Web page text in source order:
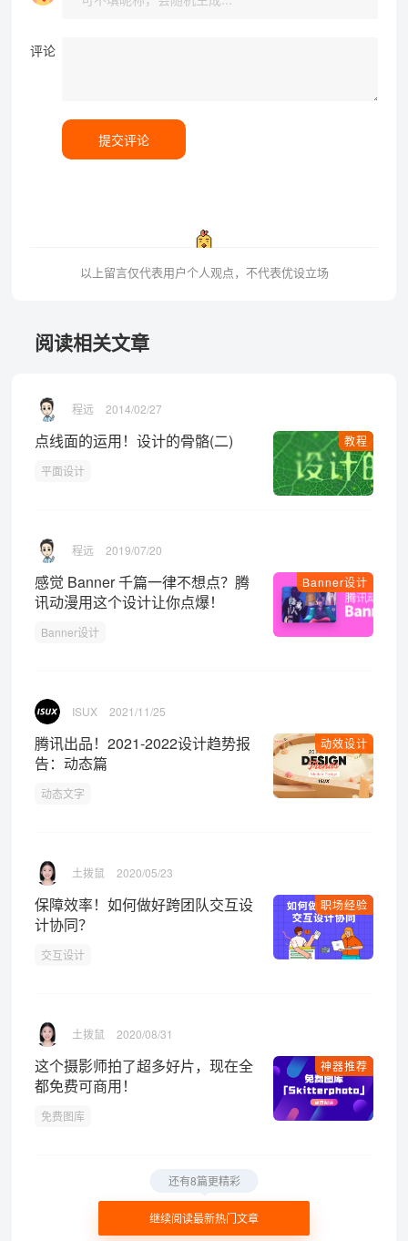
评论
提交评论
以上留言仅代表用户个人观点，不代表优设立场
阅读相关文章
程远 2014/02/27
教程
点线面的运用！设计的骨骼(二)
平面设计
程远 2019/07/20
Banner设计
感觉 Banner 千篇一律不想点？腾
讯动漫用这个设计让你点爆！
Banner设计
ISUX 2021/11/25
动效设计
腾讯出品！2021-2022设计趋势报
告：动态篇
动态文字
土拨鼠 2020/05/23
职场经验
保障效率！如何做好跨团队交互设
计协同？
交互设计
土拨鼠 2020/08/31
神器推荐
这个摄影师拍了超多好片，现在全
都免费可商用！
免费图库
继续阅读最新热门文章
还有8篇更精彩